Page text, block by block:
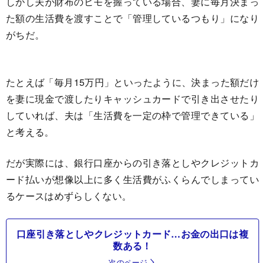
た額の生活費を渡すことで「管理しているつもり」になり
がちだ。
たとえば「毎月15万円」といったように、決まった額だけ
を妻に現金で渡したりキャッシュカードで引き出させたり
していれば、夫は「生活費を一定の枠で管理できている」
と考える。
だが実際には、銀行口座からの引き落としやクレジットカ
ード払いが想像以上に多く生活費がふくらんでしまってい
るケースはめずらしくない。
口座引き落としやクレジットカード…お金の出口は複
数ある！